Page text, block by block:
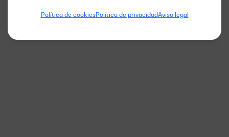
Política de cookiesPolítica de privacidadAviso legal